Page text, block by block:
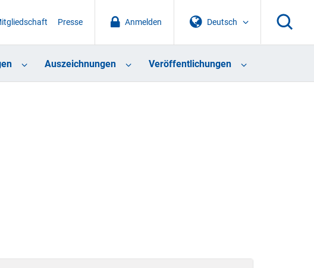
Deutsch
Anmelden
Presse
Auszeichnungen Veröffentlichungen